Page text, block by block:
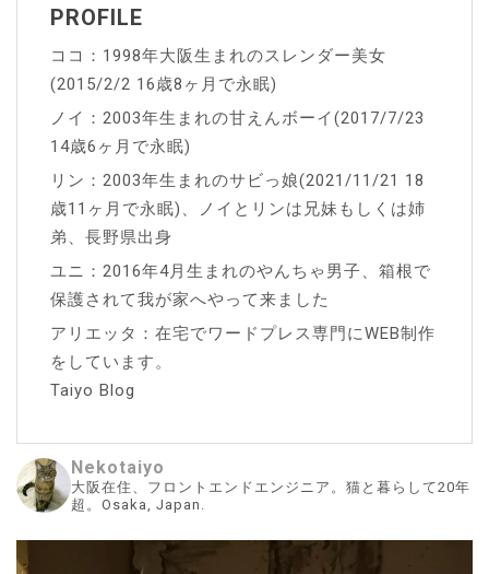
PROFILE
ココ：1998年大阪生まれのスレンダー美女
(2015/2/2 16歳8ヶ月で永眠)
ノイ：2003年生まれの甘えんボーイ(2017/7/23
14歳6ヶ月で永眠)
リン：2003年生まれのサビっ娘(2021/11/21 18
歳11ヶ月で永眠)、ノイとリンは兄妹もしくは姉
弟、長野県出身
ユニ：2016年4月生まれのやんちゃ男子、箱根で
保護されて我が家へやって来ました
アリエッタ：在宅でワードプレス専門にWEB制作
をしています。
Taiyo Blog
Nekotaiyo
大阪在住、フロントエンドエンジニア。猫と暮らして20年
超。Osaka, Japan.